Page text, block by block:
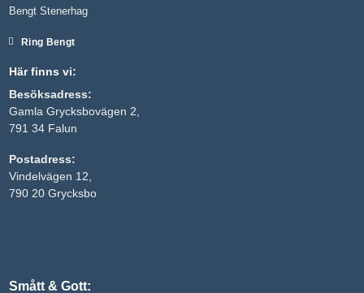
Bengt Stenerhag
Ring Bengt
Här finns vi:
Besöksadress:
Gamla Grycksbovägen 2,
791 34 Falun
Postadress:
Vindelvägen 12,
790 20 Grycksbo
Smått & Gott:
Nödvändiga
Dessa kakor
taget ska